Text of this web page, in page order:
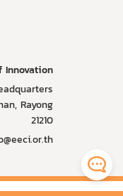
Innovation
Rayong
21210